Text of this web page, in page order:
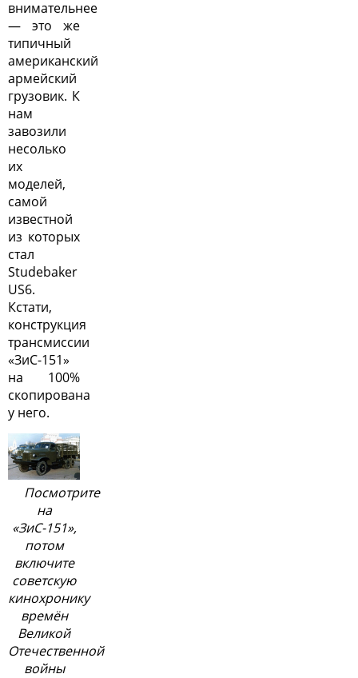
внимательнее
— это же
типичный
американский
армейский
грузовик. К
нам
завозили
несолько
их
моделей,
самой
известной
из которых
стал
Studebaker
US6.
Кстати,
конструкция
трансмиссии
«ЗиС-151»
на 100%
скопирована
у него.
Посмотрите
на
«ЗиС-151»,
потом
включите
советскую
кинохронику
времён
Великой
Отечественной
войны